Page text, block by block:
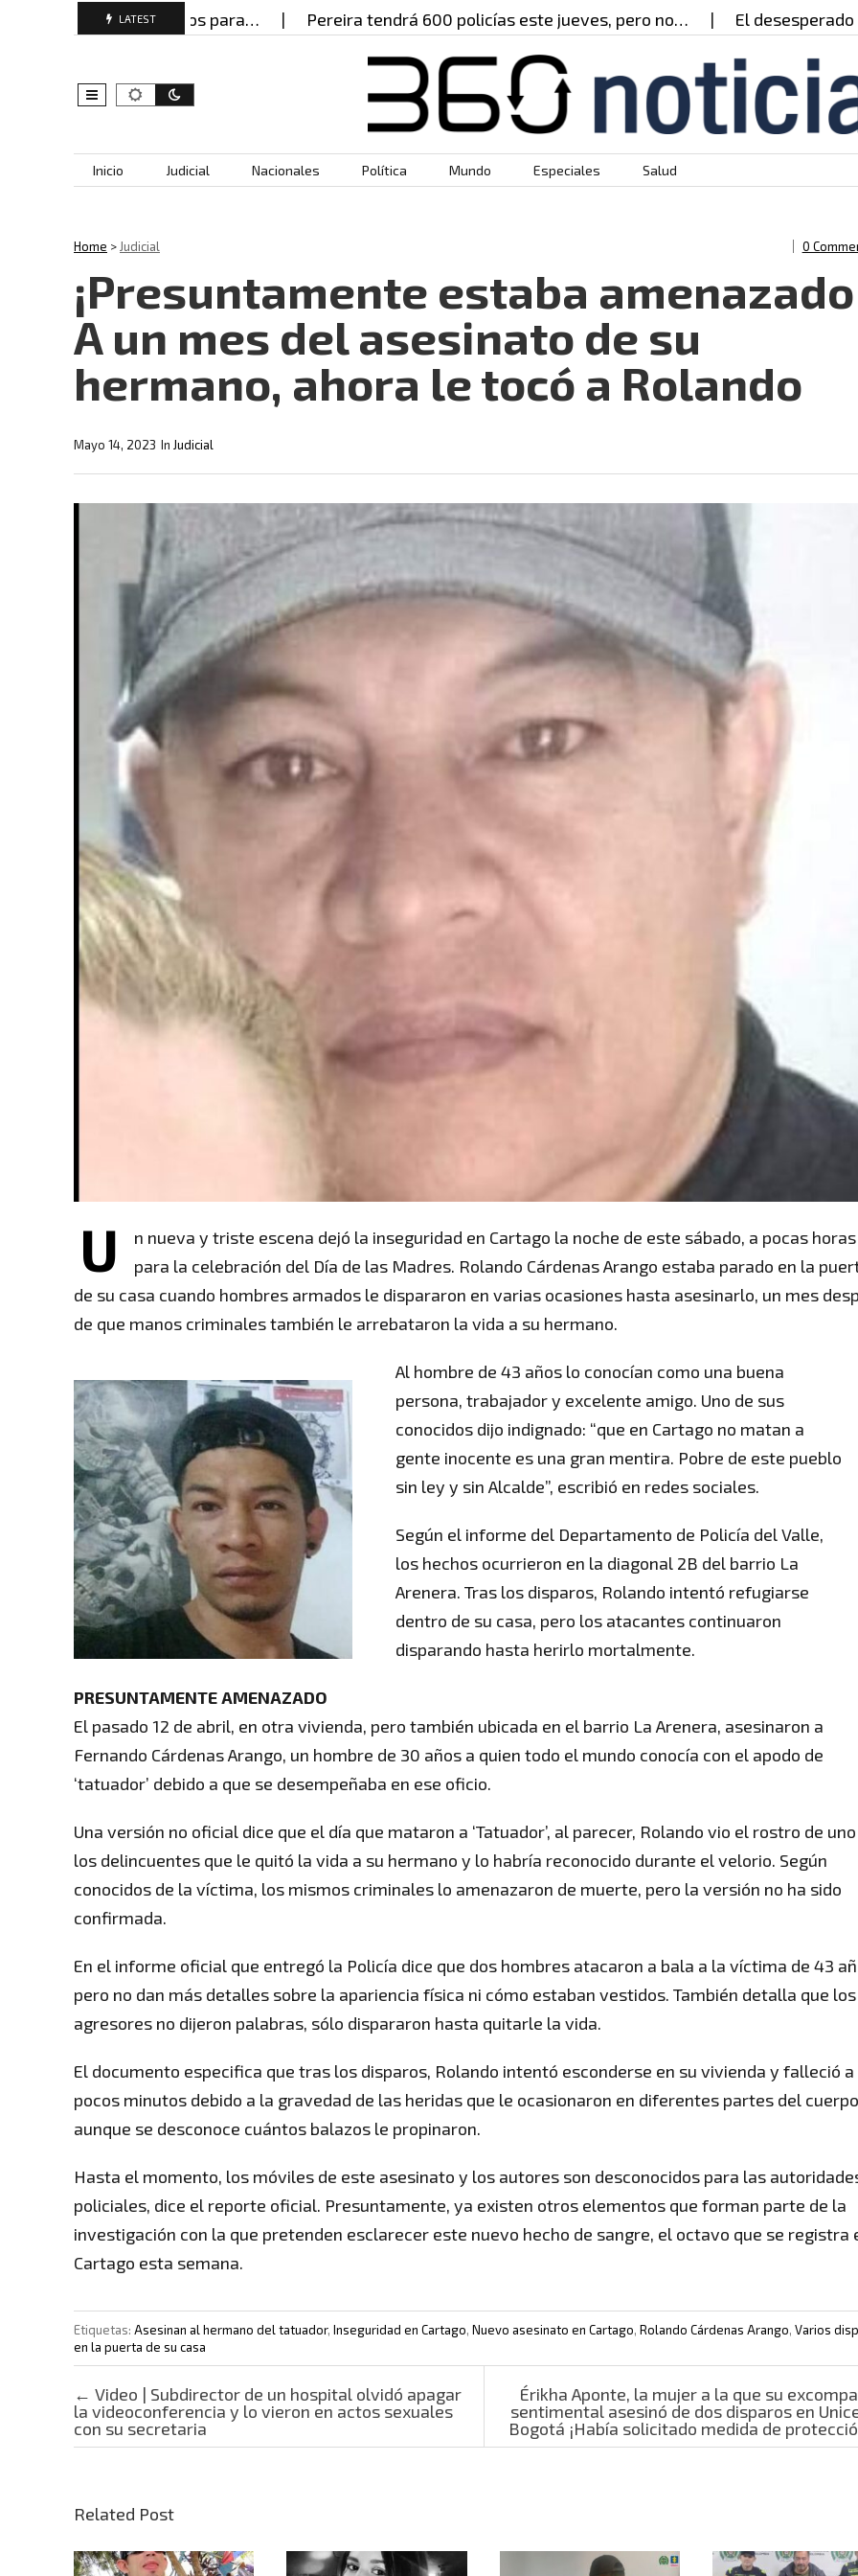
LATEST
documentos falsos para… Pereira tendrá 600 policías este jueves, pero no… El desesperado
Skip to content
Inicio Judicial Nacionales Política Mundo Especiales Salud
Home >Judicial 0
¡Presuntamente estaba
A un mes del asesinato de su
hermano, ahora le tocó a Rolando
In Judicial
Mayo 14, 2023
U
n nueva y triste escena dejó la inseguridad en Cartago la noche de este sábado, a pocas horas
para la celebración del Día de las Madres. Rolando Cárdenas Arango estaba parado en la
de su casa cuando hombres armados le dispararon en varias ocasiones hasta asesinarlo, un mes
de que manos criminales también le arrebataron la vida a su hermano.
Al hombre de 43 años lo conocían como una buena
persona, trabajador y excelente amigo. Uno de sus
conocidos dijo indignado: “que en Cartago no matan a
gente inocente es una gran mentira. Pobre de este pueblo
sin ley y sin Alcalde”, escribió en redes sociales.
Según el informe del Departamento de Policía del Valle,
los hechos ocurrieron en la diagonal 2B del barrio La
Arenera. Tras los disparos, Rolando intentó refugiarse
dentro de su casa, pero los atacantes continuaron
disparando hasta herirlo mortalmente.
PRESUNTAMENTE AMENAZADO
El pasado 12 de abril, en otra vivienda, pero también ubicada en el barrio La Arenera, asesinaron a
Fernando Cárdenas Arango, un hombre de 30 años a quien todo el mundo conocía con el apodo de
‘tatuador’ debido a que se desempeñaba en ese oficio.
Una versión no oficial dice que el día que mataron a ‘Tatuador’, al parecer, Rolando vio el rostro de
los delincuentes que le quitó la vida a su hermano y lo habría reconocido durante el velorio. Según
conocidos de la víctima, los mismos criminales lo amenazaron de muerte, pero la versión no ha sido
confirmada.
En el informe oficial que entregó la Policía dice que dos hombres atacaron a bala a la víctima de 43
pero no dan más detalles sobre la apariencia física ni cómo estaban vestidos. También detalla que los
agresores no dijeron palabras, sólo dispararon hasta quitarle la vida.
El documento especifica que tras los disparos, Rolando intentó esconderse en su vivienda y falleció a
pocos minutos debido a la gravedad de las heridas que le ocasionaron en diferentes partes del
aunque se desconoce cuántos balazos le propinaron.
Hasta el momento, los móviles de este asesinato y los autores son desconocidos para las
policiales, dice el reporte oficial. Presuntamente, ya existen otros elementos que forman parte de la
investigación con la que pretenden esclarecer este nuevo hecho de sangre, el octavo que se registra
Cartago esta semana.
Etiquetas: Asesinan al hermano del tatuador, Inseguridad en Cartago, Nuevo asesinato en Cartago, Rolando Cárdenas Arango, Varios
en la puerta de su casa
Post navigation
← Video | Subdirector de un hospital olvidó apagar
la videoconferencia y lo vieron en actos sexuales
con su secretaria
Érikha Aponte, la mujer a la que su
sentimental asesinó de dos disparos en
Bogotá ¡Había solicitado medida de
Related Post